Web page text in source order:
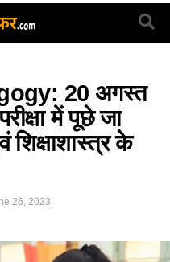
20 अगस्त
में पूछे जा
के
26, 2023